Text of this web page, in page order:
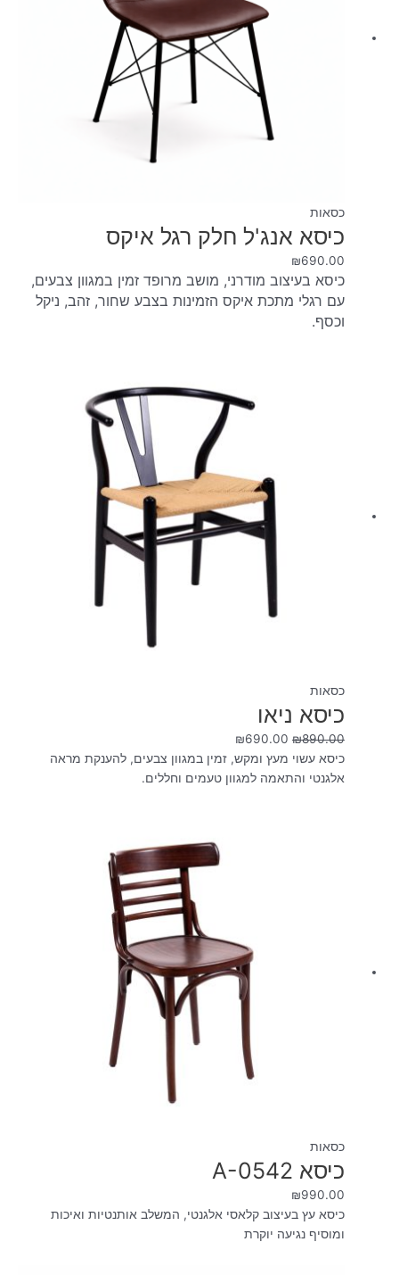
כסאות
כיסא אנג'ל חלק רגל איקס
₪690.00
כיסא בעיצוב מודרני, מושב מרופד זמין במגוון צבעים,
עם רגלי מתכת איקס הזמינות בצבע שחור, זהב, ניקל
וכסף.
כסאות
כיסא ניאו
₪890.00
₪690.00
הוא:
₪690.00.
כיסא עשוי מעץ ומקש, זמין במגוון צבעים, להענקת מראה
אלגנטי והתאמה למגוון טעמים וחללים.
כסאות
כיסא A-0542
₪990.00
כיסא עץ בעיצוב קלאסי אלגנטי, המשלב אותנטיות ואיכות
ומוסיף נגיעה יוקרת